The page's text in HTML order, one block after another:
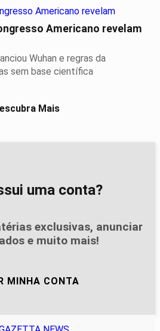
Americano revelam
Wuhan e regras da
sem base científica
Mais
uma conta?
exclusivas, anunciar
e muito mais!
MINHA CONTA